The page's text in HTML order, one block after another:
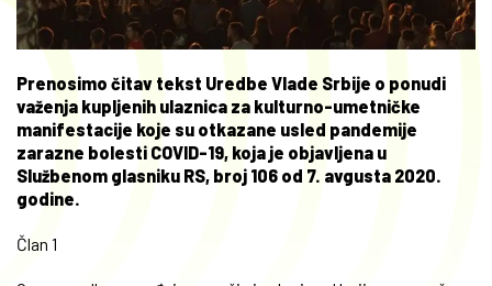
Prenosimo čitav tekst Uredbe Vlade Srbije o ponudi
važenja kupljenih ulaznica za kulturno-umetničke
manifestacije koje su otkazane usled pandemije
zarazne bolesti COVID-19, koja je objavljena u
Službenom glasniku RS, broj 106 od 7. avgusta 2020.
godine.
Član 1